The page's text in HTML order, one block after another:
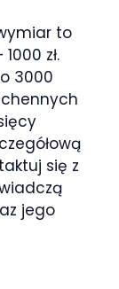
to
zł.
3000
się z
jego